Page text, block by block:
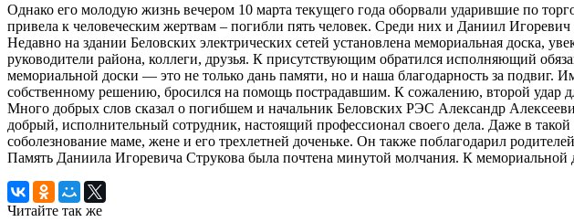
Однако его молодую жизнь вечером 10 марта текущего года оборвали ударившие по
привела к человеческим жертвам – погибли пять человек. Среди них и Даниил Игоревич
Недавно на здании Беловских электрических сетей установлена мемориальная доска,
руководители района, коллеги, друзья. К присутствующим обратился исполняющий
мемориальной доски — это не только дань памяти, но и наша благодарность за
собственному решению, бросился на помощь пострадавшим. К сожалению, второй удар
Много добрых слов сказал о погибшем и начальник Беловских РЭС Александр
добрый, исполнительный сотрудник, настоящий профессионал своего дела. Даже в
соболезнование маме, жене и его трехлетней доченьке. Он также поблагодарил
Память Даниила Игоревича Струкова была почтена минутой молчания. К мемориальной
Читайте так же